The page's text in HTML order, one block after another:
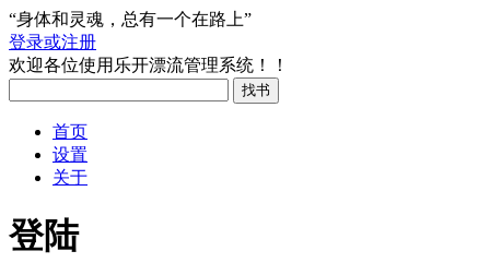
“身体和灵魂，总有一个在路上”
登录或注册
欢迎各位使用乐开漂流管理系统！！
首页
设置
关于
登陆